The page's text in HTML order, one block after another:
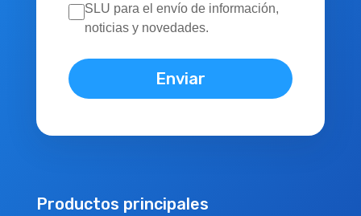
SLU para el envío de información,
noticias y novedades.
Productos principales